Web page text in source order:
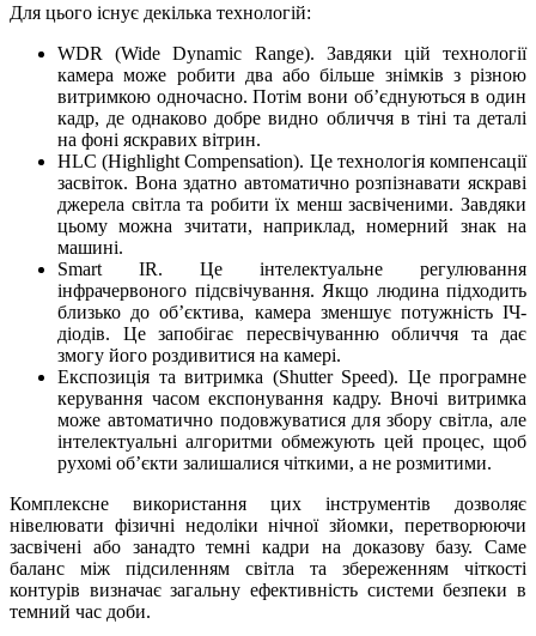
Для цього існує декілька технологій:
WDR (Wide Dynamic Range). Завдяки цій технології
камера може робити два або більше знімків з різною
витримкою одночасно. Потім вони об’єднуються в один
кадр, де однаково добре видно обличчя в тіні та деталі
на фоні яскравих вітрин.
HLC (Highlight Compensation). Це технологія компенсації
засвіток. Вона здатно автоматично розпізнавати яскраві
джерела світла та робити їх менш засвіченими. Завдяки
цьому можна зчитати, наприклад, номерний знак на
машині.
Smart IR. Це інтелектуальне регулювання
інфрачервоного підсвічування. Якщо людина підходить
близько дооб’єктива, камера зменшує потужність ІЧ-
діодів. Це запобігає пересвічуванню обличчя та дає
змогу його роздивитися на камері.
Експозиція та витримка (Shutter Speed). Це програмне
керування часом експонування кадру. Вночі витримка
може автоматично подовжуватися для збору світла, але
інтелектуальні алгоритми обмежують цей процес, щоб
рухомі об’єкти залишалися чіткими, а не розмитими.
Комплексне використання цих інструментів дозволяє
нівелювати фізичні недоліки нічної зйомки, перетворюючи
засвічені або занадто темні кадри на доказову базу. Саме
баланс між підсиленням світла та збереженням чіткості
контурів визначає загальну ефективність системи безпеки в
темний час доби.